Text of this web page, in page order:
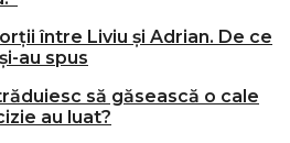
între Liviu și Adrian. De ce
au spus
să găsească o cale
au luat?